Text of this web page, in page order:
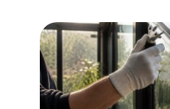
Maison